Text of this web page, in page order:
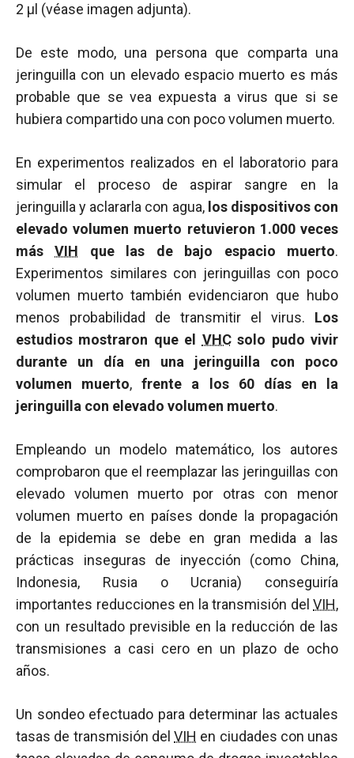
2 µl (véase imagen adjunta).
De este modo, una persona que comparta una
jeringuilla con un elevado espacio muerto es más
probable que se vea expuesta a virus que si se
hubiera compartido una con poco volumen muerto.
En experimentos realizados en el laboratorio para
simular el proceso de aspirar sangre en la
jeringuilla y aclararla con agua,los dispositivos con
elevado volumen muerto retuvieron 1.000 veces
másVIH que las de bajo espacio muerto.
Experimentos similares con jeringuillas con poco
volumen muerto también evidenciaron que hubo
menos probabilidad de transmitir el virus. Los
estudios mostraron que el VHCsolo pudo vivir
durante un día en una jeringuilla con poco
volumen muerto, frente a los 60 días en la
jeringuilla con elevado volumen muerto.
Empleando un modelo matemático, los autores
comprobaron que el reemplazar las jeringuillas con
elevado volumen muerto por otras con menor
volumen muerto en países donde la propagación
de la epidemia se debe en gran medida a las
prácticas inseguras de inyección (como China,
Indonesia, Rusia o Ucrania) conseguiría
importantes reducciones en la transmisión del VIH,
con un resultado previsible en la reducción de las
transmisiones a casi cero en un plazo de ocho
años.
Un sondeo efectuado para determinar las actuales
tasas de transmisión del VIH en ciudades con unas